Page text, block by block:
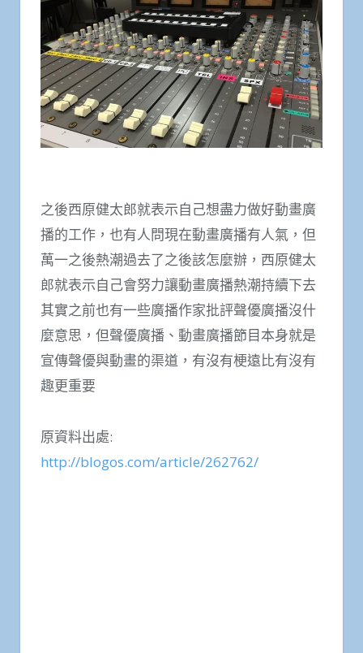
之後西原健太郎就表示自己想盡力做好動畫廣
播的工作，也有人問現在動畫廣播有人氣，但
萬一之後熱潮過去了之後該怎麼辦，西原健太
郎就表示自己會努力讓動畫廣播熱潮持續下去
其實之前也有一些廣播作家批評聲優廣播沒什
麼意思，但聲優廣播、動畫廣播節目本身就是
宣傳聲優與動畫的渠道，有沒有梗遠比有沒有
趣更重要
原資料出處:
http://blogos.com/article/262762/